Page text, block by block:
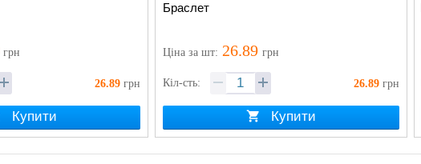
грн
26.89 грн
Купити
Браслет
Ціназа шт: 26.89 грн
Кіл-сть: 26.89 грн
Купити